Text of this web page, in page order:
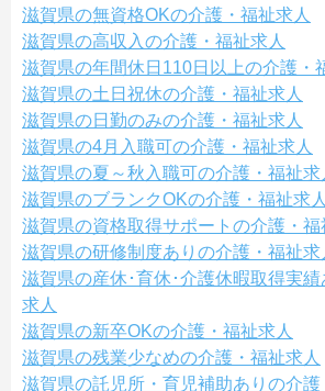
滋賀県の無資格OKの介護・福祉求人
滋賀県の高収入の介護・福祉求人
滋賀県の年間休日110日以上の介護・
滋賀県の土日祝休の介護・福祉求人
滋賀県の日勤のみの介護・福祉求人
滋賀県の4月入職可の介護・福祉求人
滋賀県の夏～秋入職可の介護・福祉求
滋賀県のブランクOKの介護・福祉求人
滋賀県の資格取得サポートの介護・福
滋賀県の研修制度ありの介護・福祉求
滋賀県の産休･育休･介護休暇取得実
求人
滋賀県の新卒OKの介護・福祉求人
滋賀県の残業少なめの介護・福祉求人
滋賀県の託児所・育児補助ありの介護